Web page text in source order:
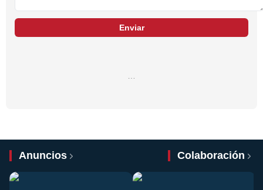
Enviar
…
Anuncios Colaboración